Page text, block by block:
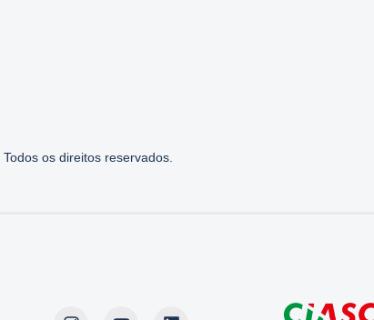
Todos os direitos reservados.